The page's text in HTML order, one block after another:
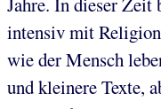
intensiv mit
wie der Mensch
und kleinere Texte,